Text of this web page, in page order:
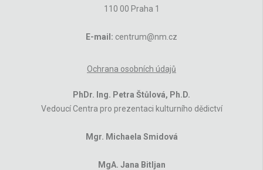
110 00 Praha 1
E-mail: centrum@nm.cz
Ochrana osobních údajů
PhDr. Ing. Petra Štůlová, Ph.D.
Vedoucí Centra pro prezentaci kulturního dědictví
Mgr. Michaela Smidová
MgA. Jana Bitljan